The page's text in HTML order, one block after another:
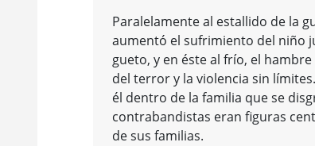
Paralelamente al estallido de la
aumentó el sufrimiento del niño
gueto, y en éste al frío, el
del terror y la violencia sin
él dentro de la familia que se
contrabandistas eran figuras
de sus familias.